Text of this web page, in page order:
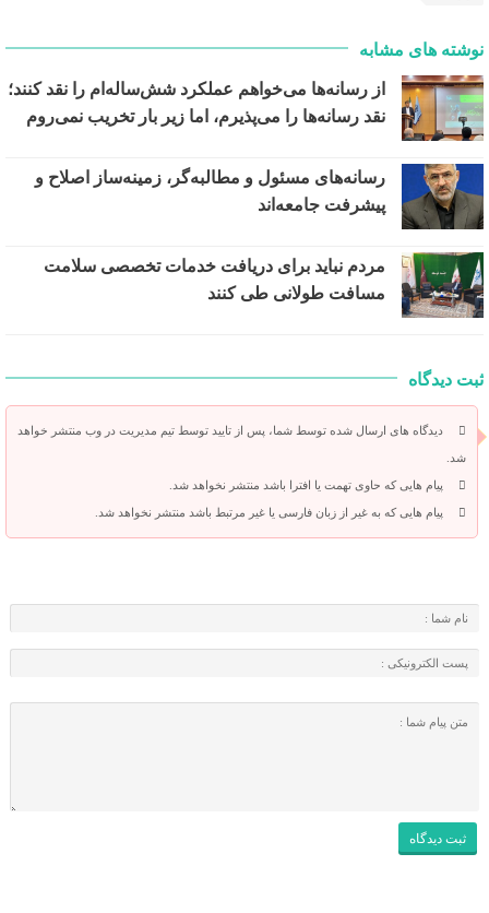
نوشته های مشابه
از رسانه‌ها می‌خواهم عملکرد شش‌ساله‌ام را نقد کنند؛
نقد رسانه‌ها را می‌پذیرم، اما زیر بار تخریب نمی‌روم
رسانه‌های مسئول و مطالبه‌گر، زمینه‌ساز اصلاح و
پیشرفت جامعه‌اند
مردم نباید برای دریافت خدمات تخصصی سلامت
مسافت طولانی طی کنند
ثبت دیدگاه
دیدگاه های ارسال شده توسط شما، پس از تایید توسط تیم مدیریت در وب منتشر خواهد
شد.
پیام هایی که حاوی تهمت یا افترا باشد منتشر نخواهد شد.
پیام هایی که به غیر از زبان فارسی یا غیر مرتبط باشد منتشر نخواهد شد.